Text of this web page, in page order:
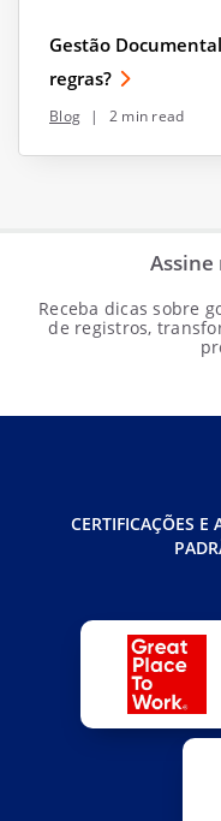
Gestão
regras?
Blog | 2 min read
Receba dicas sobre
de registros,
CERTIFICAÇÕES